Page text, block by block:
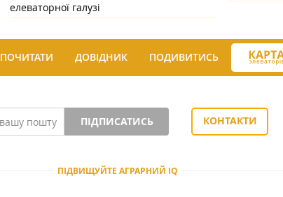
елеваторної галузі
ПОЧИТАТИ ДОВІДНИК ПОДИВИТИСЬ
ПІДПИСАТИСЬ КОНТАКТИ
ПІДВИЩУЙТЕ АГРАРНИЙ IQ